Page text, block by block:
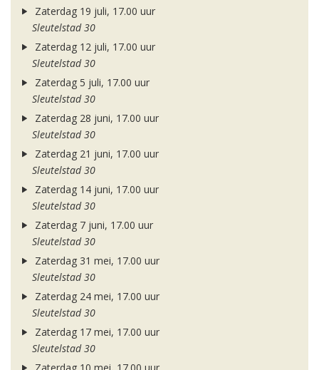
Zaterdag 19 juli, 17.00 uur
Sleutelstad 30
Zaterdag 12 juli, 17.00 uur
Sleutelstad 30
Zaterdag 5 juli, 17.00 uur
Sleutelstad 30
Zaterdag 28 juni, 17.00 uur
Sleutelstad 30
Zaterdag 21 juni, 17.00 uur
Sleutelstad 30
Zaterdag 14 juni, 17.00 uur
Sleutelstad 30
Zaterdag 7 juni, 17.00 uur
Sleutelstad 30
Zaterdag 31 mei, 17.00 uur
Sleutelstad 30
Zaterdag 24 mei, 17.00 uur
Sleutelstad 30
Zaterdag 17 mei, 17.00 uur
Sleutelstad 30